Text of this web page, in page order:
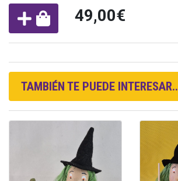
49,00€
TAMBIÉN TE PUEDE